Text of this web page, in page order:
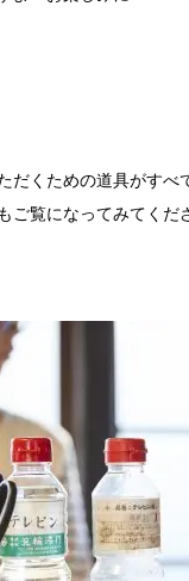
だくための道具がすべ
ご覧になってみてくだ